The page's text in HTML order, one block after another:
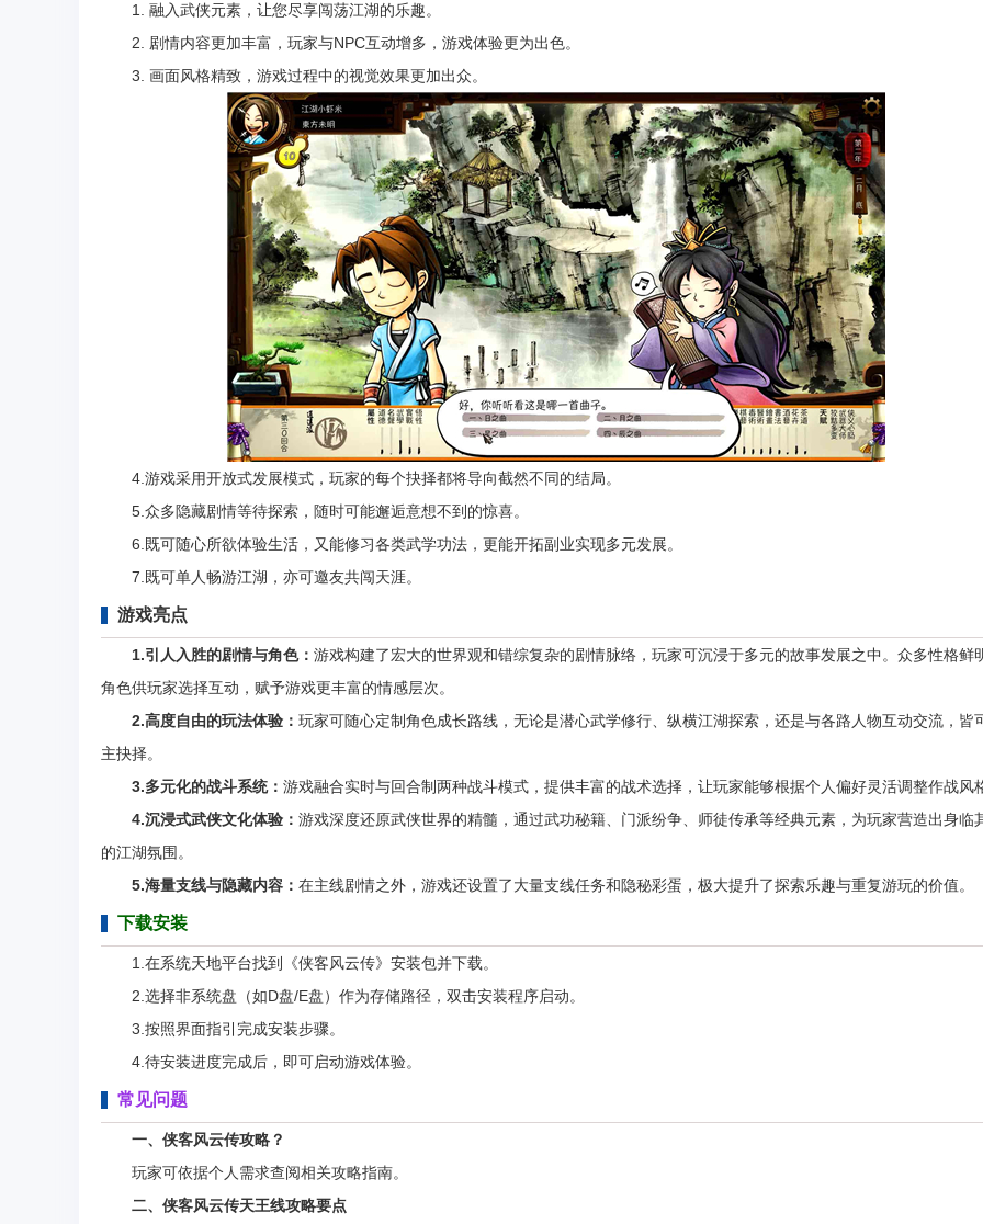
1. 融入武侠元素，让您尽享闯荡江湖的乐趣。
2. 剧情内容更加丰富，玩家与NPC互动增多，游戏体验更为出色。
3. 画面风格精致，游戏过程中的视觉效果更加出众。
4.游戏采用开放式发展模式，玩家的每个抉择都将导向截然不同的结局。
5.众多隐藏剧情等待探索，随时可能邂逅意想不到的惊喜。
6.既可随心所欲体验生活，又能修习各类武学功法，更能开拓副业实现多元发展。
7.既可单人畅游江湖，亦可邀友共闯天涯。
游戏亮点
1.引人入胜的剧情与角色： 游戏构建了宏大的世界观和错综复杂的剧情脉络，玩家可沉浸于多元的故事发展之中。众多性格鲜
角色供玩家选择互动，赋予游戏更丰富的情感层次。
2.高度自由的玩法体验： 玩家可随心定制角色成长路线，无论是潜心武学修行、纵横江湖探索，还是与各路人物互动交流，皆
主抉择。
3.多元化的战斗系统： 游戏融合实时与回合制两种战斗模式，提供丰富的战术选择，让玩家能够根据个人偏好灵活调整作战风
4.沉浸式武侠文化体验： 游戏深度还原武侠世界的精髓，通过武功秘籍、门派纷争、师徒传承等经典元素，为玩家营造出身临
的江湖氛围。
5.海量支线与隐藏内容： 在主线剧情之外，游戏还设置了大量支线任务和隐秘彩蛋，极大提升了探索乐趣与重复游玩的价值。
下载安装
1.在系统天地平台找到《侠客风云传》安装包并下载。
2.选择非系统盘（如D盘/E盘）作为存储路径，双击安装程序启动。
3.按照界面指引完成安装步骤。
4.待安装进度完成后，即可启动游戏体验。
常见问题
一、侠客风云传攻略？
玩家可依据个人需求查阅相关攻略指南。
二、侠客风云传天王线攻略要点